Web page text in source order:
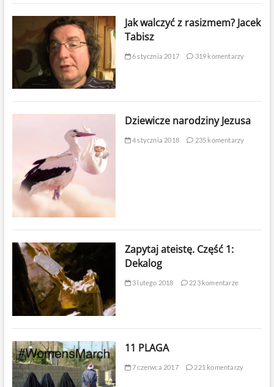
Jak walczyć z rasizmem? Jacek
Tabisz
6 stycznia 2017 319 komentarzy
Dziewicze narodziny Jezusa
4 stycznia 2018 235 komentarzy
Zapytaj ateistę. Część 1:
Dekalog
3 lutego 2018 223 komentarze
11 PLAGA
7 czerwca 2017 221 komentarzy